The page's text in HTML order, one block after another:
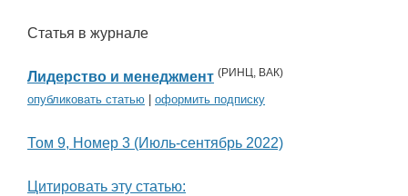
Статья в журнале
Лидерство и менеджмент (РИНЦ, ВАК)
опубликовать статью оформить подписку
Том 9, Номер 3 (Июль-сентябрь 2022)
Цитировать эту статью: